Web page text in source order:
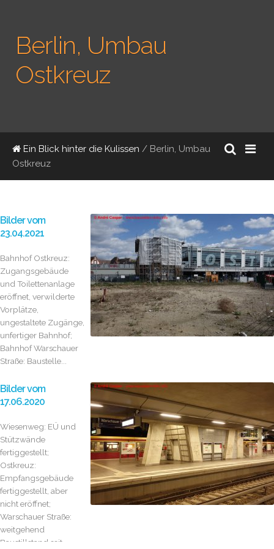
Berlin, Umbau
Ostkreuz
Ein Blick hinter die Kulissen / Berlin, Umbau
Ostkreuz
Bilder vom
23.04.2021
Bahnhof Ostkreuz:
Zugangsgebäude
und Toilettenanlage
eröffnet, verwilderte
Vorplätze,
ungestaltete Zugänge,
unfertiger Bahnhof;
Bahnhof Warschauer
Straße: Baustelle...
Bilder vom
17.06.2020
Wiesenweg: EÜ und
Stützwände
fertiggestellt;
Ostkreuz:
Empfangsgebäude
fertiggestellt, aber
nicht eröffnet;
Warschauer Straße:
weitgehend
Baustillstand seit